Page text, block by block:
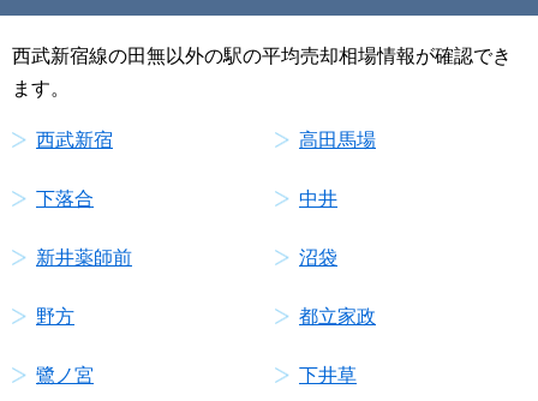
西武新宿線の田無以外の駅の平均売却相場情報が確認でき
ます。
西武新宿 高田馬場
下落合 中井
新井薬師前 沼袋
野方 都立家政
鷺ノ宮 下井草